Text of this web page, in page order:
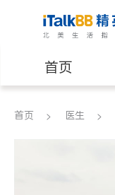
首页
医生
首页 医生